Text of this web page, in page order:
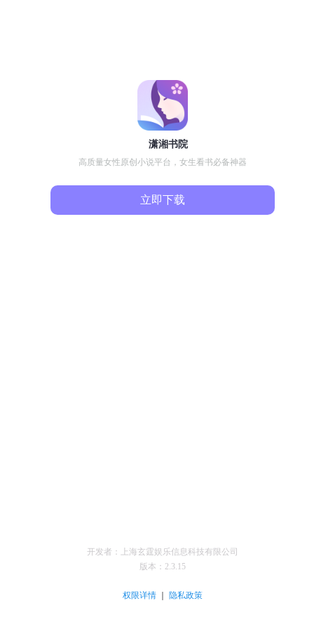
潇湘书院
高质量女性原创小说平台，女生看书必备神器
立即下载
开发者：上海玄霆娱乐信息科技有限公司
版本： 2.3.15
权限详情 ｜ 隐私政策